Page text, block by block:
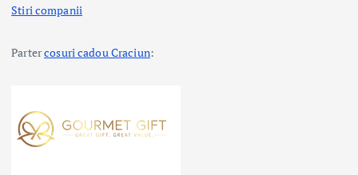
Stiri companii
Partercosuri cadou Craciun: